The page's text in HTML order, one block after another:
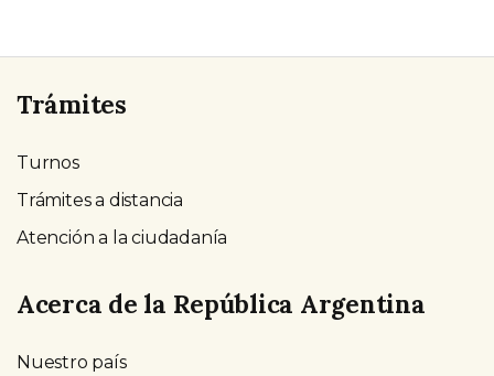
Trámites
Turnos
Trámites a distancia
Atención a la ciudadanía
Acerca de la República Argentina
Nuestro país